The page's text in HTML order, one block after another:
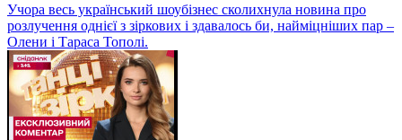
Учора весь український шоубізнес сколихнула новина про
розлучення однієї з зіркових і здавалось би, найміцніших пар –
Олени і Тараса Тополі.